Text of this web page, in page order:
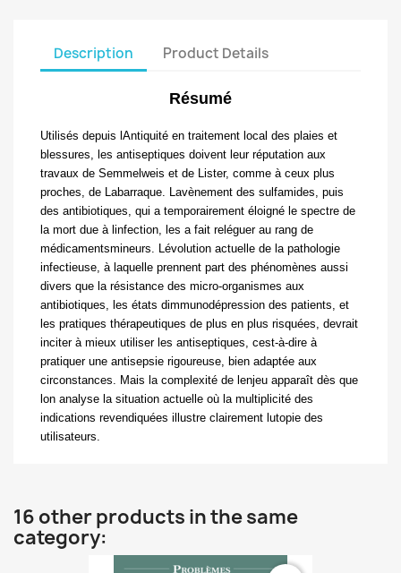
Description Product Details
Résumé
Utilisés depuis lAntiquité en traitement local des plaies et
blessures, les antiseptiques doivent leur réputation aux
travaux de Semmelweis et de Lister, comme à ceux plus
proches, de Labarraque. Lavènement des sulfamides, puis
des antibiotiques, qui a temporairement éloigné le spectre de
la mort due à linfection, les a fait reléguer au rang de
médicamentsmineurs. Lévolution actuelle de la pathologie
infectieuse, à laquelle prennent part des phénomènes aussi
divers que la résistance des micro-organismes aux
antibiotiques, les états dimmunodépression des patients, et
les pratiques thérapeutiques de plus en plus risquées, devrait
inciter à mieux utiliser les antiseptiques, cest-à-dire à
pratiquer une antisepsie rigoureuse, bien adaptée aux
circonstances. Mais la complexité de lenjeu apparaît dès que
lon analyse la situation actuelle où la multiplicité des
indications revendiquées illustre clairement lutopie des
utilisateurs.
16 other products in the same
category: